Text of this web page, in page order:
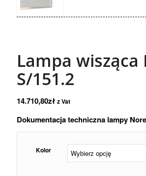
Lampa wisząca
S/151.2
14.710,80zł z Vat
Dokumentacja techniczna lampy
Kolor